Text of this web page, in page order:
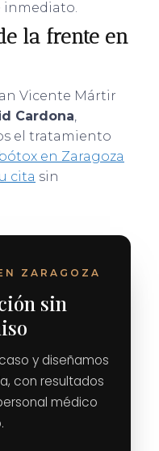
inmediato.
la frente en
Vicente Mártir
Cardona,
el tratamiento
bótox en Zaragoza
cita sin
ZARAGOZA
sin
y diseñamos
con resultados
médico